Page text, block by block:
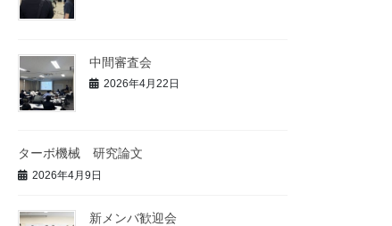
中間審査会
2026年4月22日
ターボ機械 研究論文
2026年4月9日
新メンバ歓迎会